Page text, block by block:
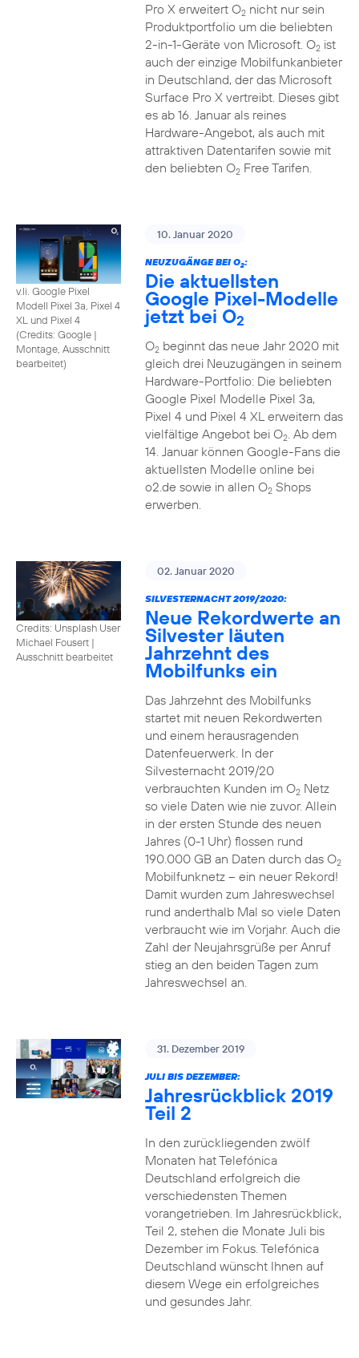
Pro X erweitert O2nicht nur sein
Produktportfolio um die beliebten
2-in-1-Geräte von Microsoft. O2ist
auch der einzige Mobilfunkanbieter
in Deutschland, der das Microsoft
Surface Pro X vertreibt. Dieses gibt
es ab 16. Januar als reines
Hardware-Angebot, als auch mit
attraktiven Datentarifen sowie mit
den beliebten O2Free Tarifen.
v.li. Google Pixel
Modell Pixel 3a, Pixel 4
XL und Pixel 4
(Credits: Google |
Montage, Ausschnitt
bearbeitet)
10. Januar 2020
NEUZUGÄNGE BEI O2:
Die aktuellsten
Google Pixel-Modelle
jetzt bei O2
O2beginnt das neue Jahr 2020 mit
gleich drei Neuzugängen in seinem
Hardware-Portfolio: Die beliebten
Google Pixel Modelle Pixel 3a,
Pixel 4 und Pixel 4 XL erweitern das
vielfältige Angebot bei O2. Ab dem
14. Januar können Google-Fans die
aktuellsten Modelle online bei
o2.de sowie in allen O2Shops
erwerben.
Credits: Unsplash User
Michael Fousert |
Ausschnitt bearbeitet
02. Januar 2020
SILVESTERNACHT 2019/2020:
Neue Rekordwerte an
Silvester läuten
Jahrzehnt des
Mobilfunks ein
Das Jahrzehnt des Mobilfunks
startet mit neuen Rekordwerten
und einem herausragenden
Datenfeuerwerk. In der
Silvesternacht 2019/20
verbrauchten Kunden im O2Netz
so viele Daten wie nie zuvor. Allein
in der ersten Stunde des neuen
Jahres (0-1 Uhr) flossen rund
190.000 GB an Daten durch das O2
Mobilfunknetz – ein neuer Rekord!
Damit wurden zum Jahreswechsel
rund anderthalb Mal so viele Daten
verbraucht wie im Vorjahr. Auch die
Zahl der Neujahrsgrüße per Anruf
stieg an den beiden Tagen zum
Jahreswechsel an.
31. Dezember 2019
JULI BIS DEZEMBER:
Jahresrückblick 2019
Teil 2
In den zurückliegenden zwölf
Monaten hat Telefónica
Deutschland erfolgreich die
verschiedensten Themen
vorangetrieben. Im Jahresrückblick,
Teil 2, stehen die Monate Juli bis
Dezember im Fokus. Telefónica
Deutschland wünscht Ihnen auf
diesem Wege ein erfolgreiches
und gesundes Jahr.